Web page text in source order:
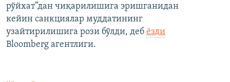
рўйхат”дан чиқарилишига эришганидан
кейин санкциялар муддатининг
узайтирилишига рози бўлди, деб ёзди
Bloomberg агентлиги.